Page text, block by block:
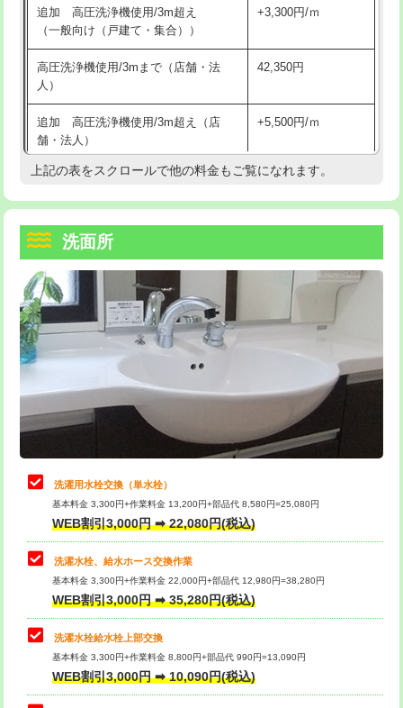
マス交換（深さ50㎝以上） 66,000円
コンクリート斫り（厚さ10㎝まで） 27,500円
コンクリート斫り（厚さ10㎝超え）
モルタル補修（厚さ10㎝まで）
モルタル補修（厚さ10㎝超え） 38,500円
洗面台設置 38,500円
追加人工
廃棄・処分 現場見積
※給水管工事は20mmまでの価格です。
持込商品取付（混合水栓） 16,500円
給水管工事※（ホール加工)
給水管工事※（バンド止め) 3,300円
給水管工事※（支持金具設置) 5,500円
給水管工事※（保温材使用（バンド止
め込み）)
5,500円
給水管工事※（土の掘削・埋め戻し作
業)
11,000円
給水管工事※（塩ビ管（VP・HI）使
用/3ｍまで)
33,000円
給水管工事※（塩ビ管（VP・HI）使
用（追加）/3ｍ超え)
給水管工事※（ライニング鋼管・銅
管・ポリ管・HT管使用/3ｍまで)
44,000円
給水管工事※（ライニング鋼管・銅
管・ポリ管・HT管使用/3ｍ超え)
排水管工事（土の掘削・埋め戻し作
業）
排水管工事（排水管工事/3ｍまで） 55,000円
排水管工事（追加 排水管工事/3ｍ超
え）
マス交換（土の掘削・埋め戻し作業）
追加 高圧洗浄機使用/3m超え
（一般向け（戸建て・集合））
+3,300円/ｍ
高圧洗浄機使用/3mまで（店舗・法
人）
42,350円
追加 高圧洗浄機使用/3m超え（店
舗・法人）
+5,500円/ｍ
高度高圧洗浄換 現地調査
トーラー機使用/3mまで
追加トーラー機使用/3m超え +3,300円
カメラ調査 33,000円
桝清掃
止水・漏水調査・防水処理・清掃・修
理・調整・分解・加工など（軽作業）
11,000円
止水・漏水調査・防水処理・清掃・修
理・調整・分解・加工など（中作業）
22,000円
止水・漏水調査・防水処理・清掃・修
理・調整・分解・加工など（重作業）
33,000円
キッチンタンク脱着
その他部品の脱着
交換・取付（タンク）
交換・取付(単水栓（壁付・デッキ
式）)
上記の表をスクロールで他の料金もご覧になれます。
洗面所
洗濯用水栓交換（単水栓）
基本料金 3,300円+作業料金 13,200円+部品代 8,580円=25,080円
WEB割引3,000円 ➡ 22,080円(税込)
洗濯水栓、給水ホース交換作業
基本料金 3,300円+作業料金 22,000円+部品代 12,980円=38,280円
WEB割引3,000円 ➡ 35,280円(税込)
洗濯水栓給水栓上部交換
基本料金 3,300円+作業料金 8,800円+部品代 990円=13,090円
WEB割引3,000円 ➡ 10,090円(税込)